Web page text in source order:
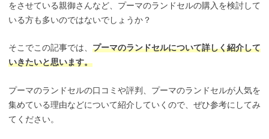
をさせている親御さんなど、プーマのランドセルの購入を検討して
いる方も多いのではないでしょうか？
そこでこの記事では、 プーマのランドセルについて詳しく紹介して
いきたいと思います。
プーマのランドセルの口コミや評判、プーマのランドセルが人気を
集めている理由などについて紹介していくので、ぜひ参考にしてみ
てください。